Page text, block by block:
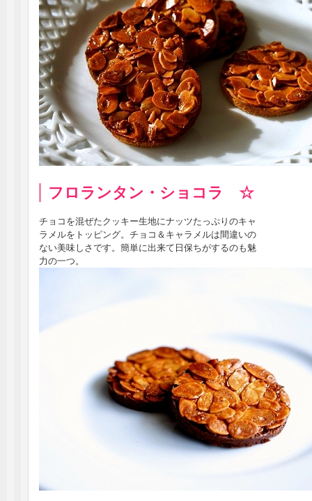
フロランタン・ショコラ ☆
チョコを混ぜたクッキー生地にナッツたっぷりのキャ
ラメルをトッピング。チョコ＆キャラメルは間違いの
ない美味しさです。簡単に出来て日保ちがするのも魅
力の一つ。